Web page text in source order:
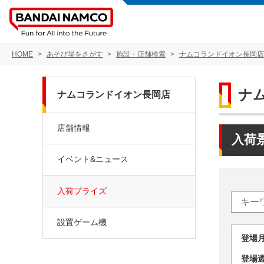
HOME あそび場をさがす 施設・店舗検索 ナムコランドイオン長岡店
ナ
入荷
登
登
ナムコランドイオン長岡店
店舗情報
イベント&ニュース
入荷プライズ
設置ゲーム機